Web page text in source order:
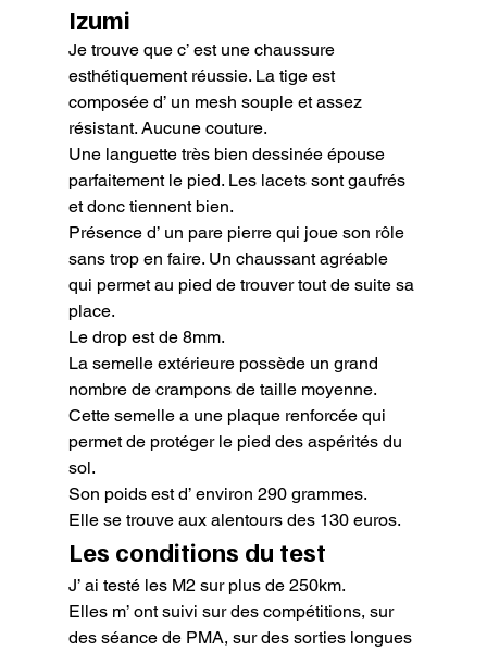
Izumi
Je trouve que c’ est une chaussure
esthétiquement réussie. La tige est
composée d’ un mesh souple et assez
résistant. Aucune couture.
Une languette très bien dessinée épouse
parfaitement le pied. Les lacets sont gaufrés
et donc tiennent bien.
Présence d’ un pare pierre qui joue son rôle
sans trop en faire. Un chaussant agréable
qui permet au pied de trouver tout de suite sa
place.
Le drop est de 8mm.
La semelle extérieure possède un grand
nombre de crampons de taille moyenne.
Cette semelle a une plaque renforcée qui
permet de protéger le pied des aspérités du
sol.
Son poids est d’ environ 290 grammes.
Elle se trouve aux alentours des 130 euros.
Les conditions du test
J’ ai testé les M2 sur plus de 250km.
Elles m’ ont suivi sur des compétitions, sur
des séance de PMA, sur des sorties longues